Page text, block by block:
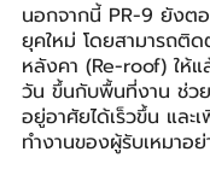
นอกจากนี้ PR-9 ยังต
ยุคใหม่ โดยสามารถติ
หลังคา (Re-roof) ให้แ
วัน ขึ้นกับพื้นที่งาน ช่วย
อยู่อาศัยได้เร็วขึ้น และ
ทำงานของผู้รับเหมา